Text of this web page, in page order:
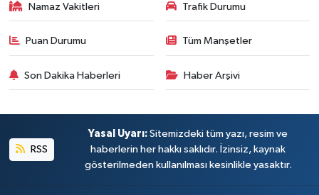
Namaz Vakitleri Trafik Durumu
Puan Durumu Tüm Manşetler
Son Dakika Haberleri Haber Arşivi
RSS
Yasal Uyarı: Sitemizdeki tüm yazı, resim ve
haberlerin her hakkı saklıdır. İzinsiz, kaynak
gösterilmeden kullanılması kesinlikle yasaktır.